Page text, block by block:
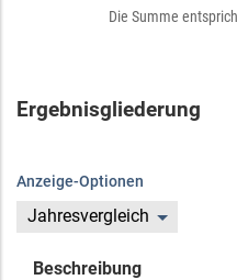
Die Summe
Ergebnisgliederung
Anzeige-Optionen
Jahresvergleich
Beschreibung